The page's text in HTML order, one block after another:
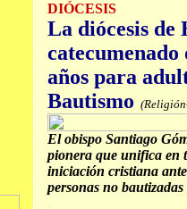
DIÓCESIS
La diócesis
años para
Bautismo
El obispo Santiago
pionera que unifica en
iniciación cristiana
personas no bautizadas